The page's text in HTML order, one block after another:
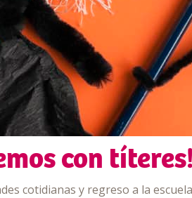
con títeres!
cotidianas y regreso a la